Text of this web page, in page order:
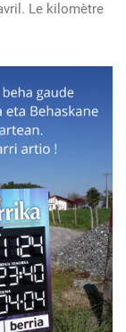
Le kilomètre